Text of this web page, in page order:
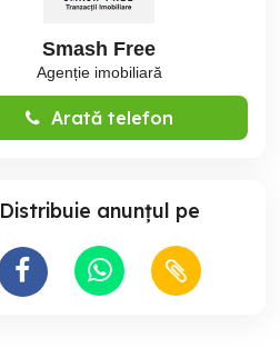
Smash Free
Agenție imobiliară
Arată telefon
Distribuie anunțul pe